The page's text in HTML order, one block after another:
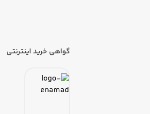
گواهی خرید اینترنتی